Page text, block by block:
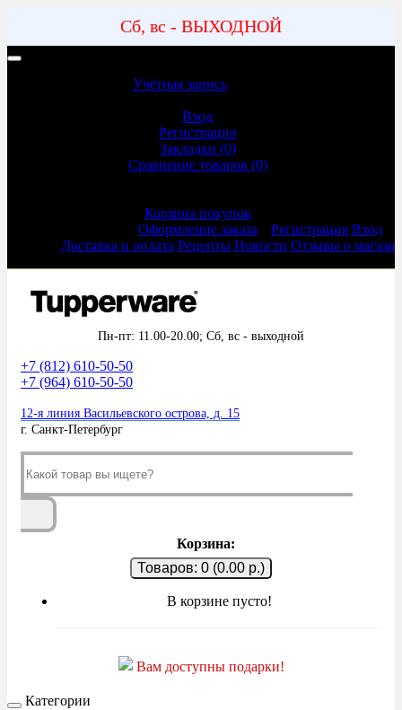
Сб, вс - ВЫХОДНОЙ
Учётная запись
Вход
Регистрация
Закладки (0)
Сравнение товаров (0)
Корзина покупок
Оформление заказа
Регистрация Вход
Доставка и оплата Рецепты Новости Отзывы о
Пн-пт: 11.00-20.00; Сб, вс - выходной
+7 (812) 610-50-50
+7 (964) 610-50-50
12-я линия Васильевского острова, д. 15
г. Санкт-Петербург
Корзина:
Товаров: 0 (0.00 р.)
В корзине пусто!
Вам доступны подарки!
Категории